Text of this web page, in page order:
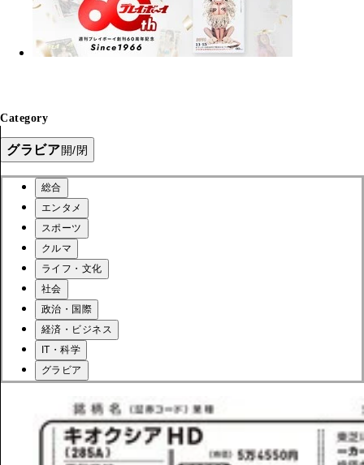
Category
グラビア開/閉
総合
エンタメ
スポーツ
クルマ
ライフ・文化
社会
政治・国際
経済・ビジネス
IT・科学
グラビア